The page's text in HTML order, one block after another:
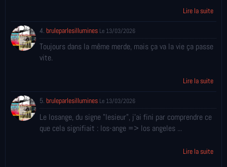
Lire la suite
4. bruleparlesillumines Le 13/03/2026
Toujours dans la même merde, mais ça va la vie ça passe
vite.
Lire la suite
5. bruleparlesillumines Le 13/03/2026
Le losange, du signe "lesieur", j'ai fini par comprendre ce
que cela signifiait : los-ange => los angeles ...
Lire la suite